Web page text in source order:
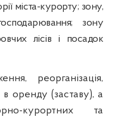
міста-курорту; зону,
зону
лісів і посадок
реорганізація,
оренду (заставу), а
курортних та